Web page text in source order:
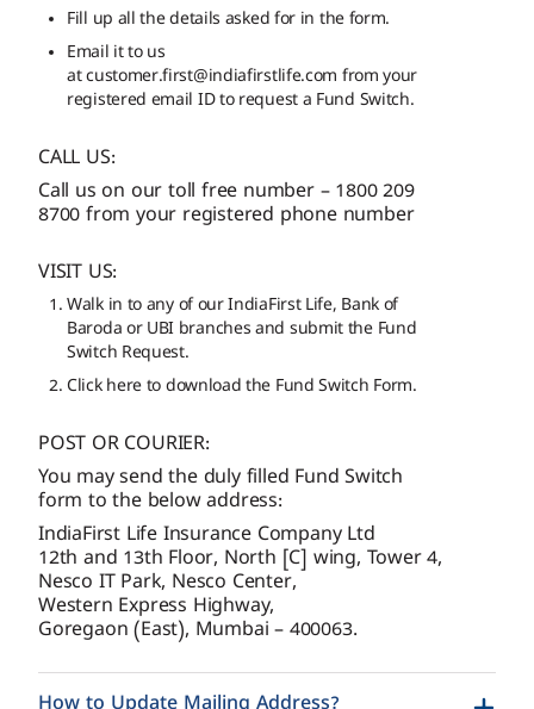
Fill up all the details asked for in the form.
Email it to us
at customer.first@indiafirstlife.com from your
registered email ID to request a Fund Switch.
CALL US:
Call us on our toll free number – 1800 209
8700 from your registered phone number
VISIT US:
Walk in to any of our IndiaFirst Life, Bank of
Baroda or UBI branches and submit the Fund
Switch Request.
Click here to download the Fund Switch Form.
POST OR COURIER:
You may send the duly filled Fund Switch
form to the below address:
IndiaFirst Life Insurance Company Ltd
12th and 13th Floor, North [C] wing, Tower 4,
Nesco IT Park, Nesco Center,
Western Express Highway,
Goregaon (East), Mumbai – 400063.